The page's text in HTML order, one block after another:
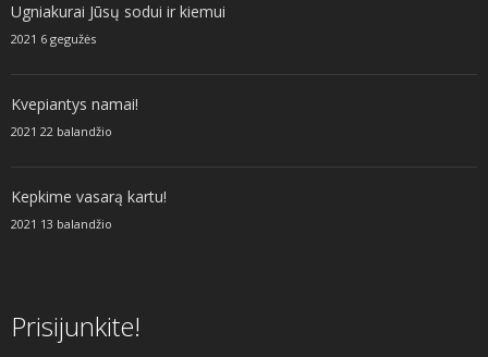
Ugniakurai Jūsų sodui ir kiemui
2021 6 gegužės
Kvepiantys namai!
2021 22 balandžio
Kepkime vasarą kartu!
2021 13 balandžio
Prisijunkite!